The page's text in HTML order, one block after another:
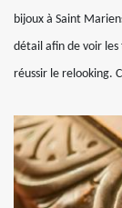
bijoux à Saint
détail afin de voir
réussir le relooking.